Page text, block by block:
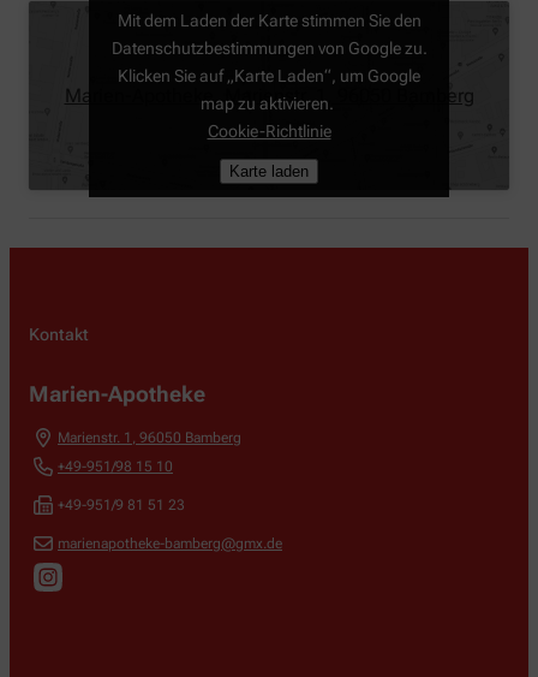
Marien-Apotheke, Marienstr. 1, 96050 Bamberg
Mit dem Laden der Karte stimmen Sie den
Datenschutzbestimmungen von Google zu.
Klicken Sie auf „Karte Laden“, um Google
map zu aktivieren.
Cookie-Richtlinie
Karte laden
Kontakt
Marien-Apotheke
Marienstr. 1 96050 Bamberg
+49-951/98 15 10
+49-951/9 81 51 23
marienapotheke-bamberg@gmx.de